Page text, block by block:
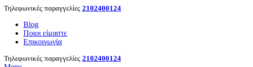
Τηλεφωνικές παραγγελίες 2102400124
Blog
Ποιοι είμαστε
Επικοινωνία
Τηλεφωνικές παραγγελίες 2102400124